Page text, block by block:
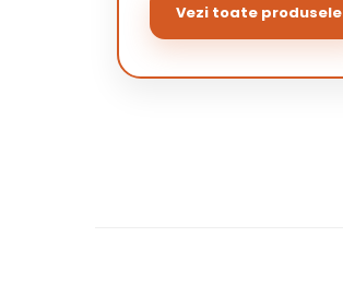
Vezi toate produsele